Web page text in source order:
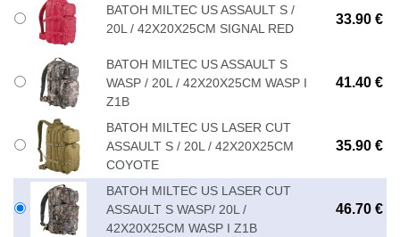
pro
CR123A
nebo
Li-
ion
16340
baterie
14500 / AA / AAA4
16340 a CR1231
Nabíjačky
Náhradné diely7
BATOHY A TAŠKY
(1563)
BATOH MILTEC US ASSAULT S /
20L / 42X20X25CM SIGNAL RED
33.90 €
BATOH MILTEC US ASSAULT S
WASP / 20L / 42X20X25CM WASP I
Z1B
41.40 €
BATOH MILTEC US LASER CUT
ASSAULT S / 20L / 42X20X25CM
COYOTE
35.90 €
BATOH MILTEC US LASER CUT
ASSAULT S WASP/ 20L /
42X20X25CM WASP I Z1B
46.70 €